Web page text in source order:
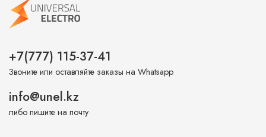
+7(777) 115-37-41
Звоните или оставляйте заказы на Whatsapp
info@unel.kz
либо пишите на почту